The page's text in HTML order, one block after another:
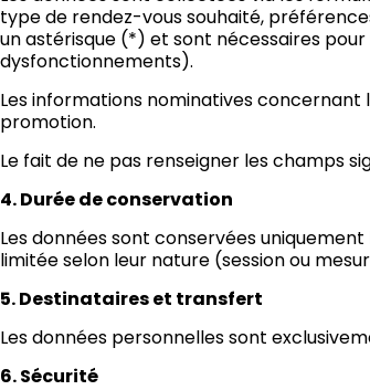
type de rendez-vous souhaité,
un astérisque (*) et sont nécessaires
dysfonctionnements).
Les informations nominatives concernant
promotion.
Le fait de ne pas renseigner les champs
4. Durée de conservation
Les données sont conservées
limitée selon leur nature (session ou
5. Destinataires et transfert
Les données personnelles sont
6. Sécurité